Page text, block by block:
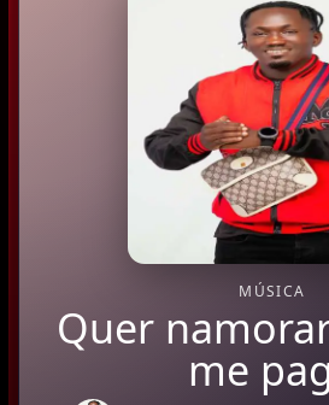
MÚSICA
Quer
me